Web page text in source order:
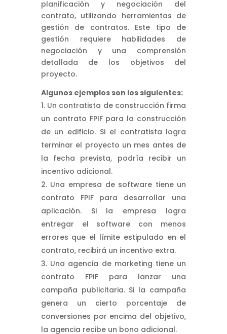
planificación y negociación del
contrato, utilizando herramientas de
gestión de contratos. Este tipo de
gestión requiere habilidades de
negociación y una comprensión
detallada de los objetivos del
proyecto.
Algunos ejemplos son los siguientes:
Un contratista de construcción firma
un contrato FPIF para la construcción
de un edificio. Si el contratista logra
terminar el proyecto un mes antes de
la fecha prevista, podría recibir un
incentivo adicional.
Una empresa de software tiene un
contrato FPIF para desarrollar una
aplicación. Si la empresa logra
entregar el software con menos
errores que el límite estipulado en el
contrato, recibirá un incentivo extra.
Una agencia de marketing tiene un
contrato FPIF para lanzar una
campaña publicitaria. Si la campaña
genera un cierto porcentaje de
conversiones por encima del objetivo,
la agencia recibe un bono adicional.